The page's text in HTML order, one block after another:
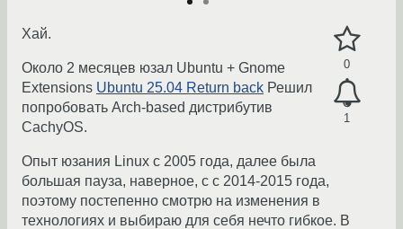
0
1
Хай.
Около 2 месяцев юзал Ubuntu + Gnome
Extensions Ubuntu 25.04 Return back Решил
попробовать Arch-based дистрибутив
CachyOS.
Опыт юзания Linux с 2005 года, далее была
большая пауза, наверное, с с 2014-2015 года,
поэтому постепенно смотрю на изменения в
технологиях и выбираю для себя нечто гибкое. В